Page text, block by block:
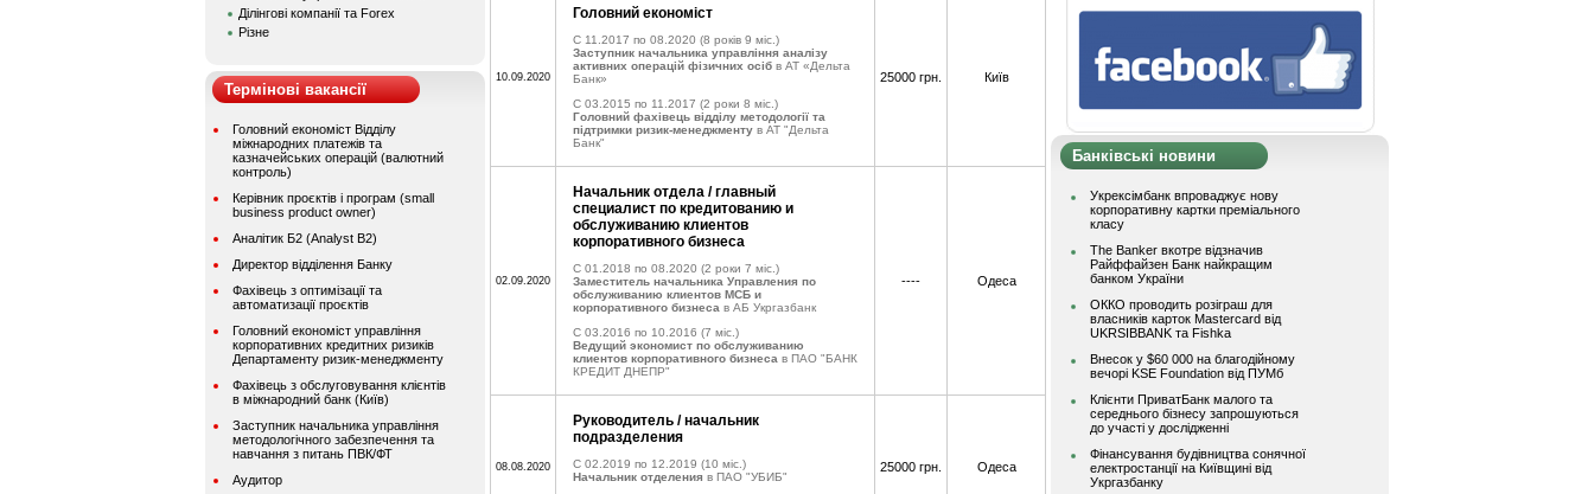
Ділінгові компанії та Forex
Різне
Термінові вакансії
Головний економіст Відділу
міжнародних платежів та
казначейських операцій (валютний
контроль)
Керівник проєктів і програм (small
business product owner)
Аналітик Б2 (Analyst B2)
Директор відділення Банку
Фахівець з оптимізації та
автоматизації проєктів
Головний економіст управління
корпоративних кредитних ризиків
Департаменту ризик-менеджменту
Фахівець з обслуговування клієнтів
в міжнародний банк (Київ)
Заступник начальника управління
методологічного забезпечення та
навчання з питань ПВК/ФТ
Аудитор
10.09.2020
Головний економіст
C 11.2017 по 08.2020 (8 років 9 міс.)
Заступник начальника управління аналізу
активних операцій фізичних осіб в АТ «Дельта
Банк»
C 03.2015 по 11.2017 (2 роки 8 міс.)
Головний фахівець відділу методології та
підтримки ризик-менеджменту в АТ "Дельта
Банк"
25000 грн. Київ
02.09.2020
Начальник отдела / главный
специалист по кредитованию и
обслуживанию клиентов
корпоративного бизнеса
C 01.2018 по 08.2020 (2 роки 7 міс.)
Заместитель начальника Управления по
обслуживанию клиентов МСБ и
корпоративного бизнеса в АБ Укргазбанк
C 03.2016 по 10.2016 (7 міс.)
Ведущий экономист по обслуживанию
клиентов корпоративного бизнеса в ПАО "БАНК
КРЕДИТ ДНЕПР"
---- Одеса
08.08.2020
Руководитель / начальник
подразделения
C 02.2019 по 12.2019 (10 міс.)
Начальник отделения в ПАО "УБИБ"
25000 грн. Одеса
Банківські новини
Укрексімбанк впроваджує нову
корпоративну картки преміального
класу
The Banker вкотре відзначив
Райффайзен Банк найкращим
банком України
ОККО проводить розіграш для
власників карток Mastercard від
UKRSIBBANK та Fishka
Внесок у $60 000 на благодійному
вечорі KSE Foundation від ПУМб
Клієнти ПриватБанк малого та
середнього бізнесу запрошуються
до участі у дослідженні
Фінансування будівництва сонячної
електростанції на Київщині від
Укргазбанку